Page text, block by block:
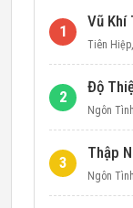
1
Vũ Khí
Tiên Hiệp,
2
Ngôn Tình
3
Ngôn Tình